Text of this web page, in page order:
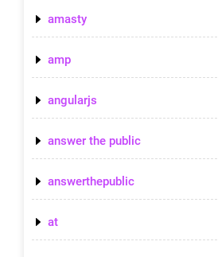
amasty
amp
angularjs
answer the public
answerthepublic
at